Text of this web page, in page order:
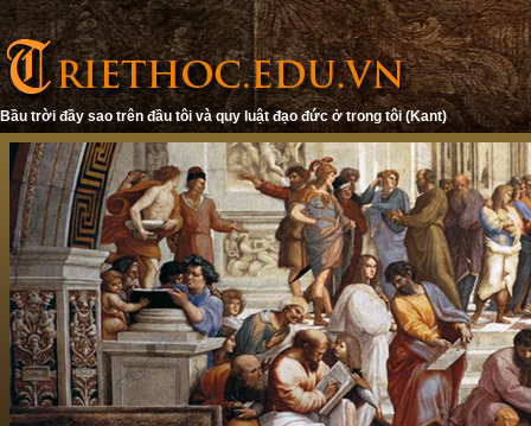
Bầu trời đầy sao trên đầu tôi và quy luật đạo đức ở trong tôi (Kant)